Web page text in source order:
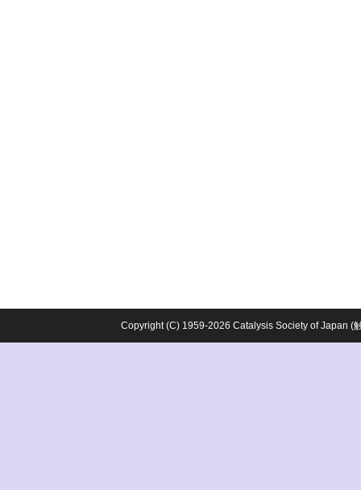
Copyright (C) 1959-2026 Catalysis Society of Japan (